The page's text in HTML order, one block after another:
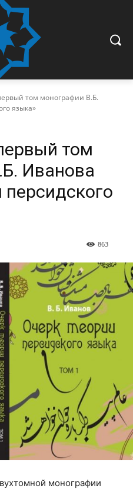
том монографии В.Б.
языка»
том
Иванова
персидского
863
монографии